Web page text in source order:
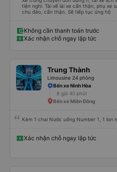
tiện nghi. Tài xế lái xe cẩn thận, phụ xe
chu đáo, cẩn thận. Sẽ tiếp tục ủng hộ
Không cần thanh toán trước
Xác nhận chỗ ngay lập tức
Trung Thành
Limousine 24 phòng
Bến xe Ninh Hòa
8 giờ 40 phút
Bến xe Miền Đông
Kèm 1 chai Nước uống Number 1, 1 lon
Xác nhận chỗ ngay lập tức